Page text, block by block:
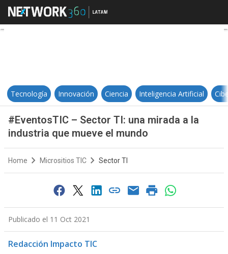
#EventosTIC – Sector TI: una
Tecnología Innovación Ciencia Inteligencia Artificial
#EventosTIC – Sector TI: una mirada a la
industria que mueve el mundo
Home Micrositios TIC Sector TI
Publicado el 11 Oct 2021
Redacción Impacto TIC